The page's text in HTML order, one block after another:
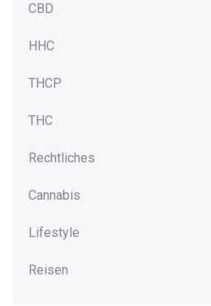
CBD
HHC
THCP
THC
Rechtliches
Cannabis
Lifestyle
Reisen